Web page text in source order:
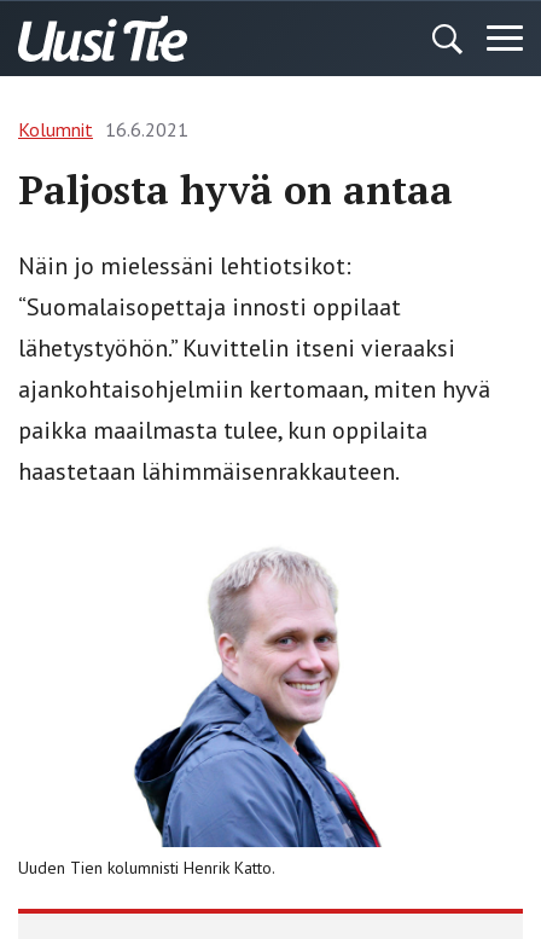
Kolumnit 16.6.2021
Paljosta hyvä on antaa
Näin jo mielessäni lehtiotsikot:
“Suomalaisopettaja innosti oppilaat
lähetystyöhön.” Kuvittelin itseni vieraaksi
ajankohtaisohjelmiin kertomaan, miten hyvä
paikka maailmasta tulee, kun oppilaita
haastetaan lähimmäisenrakkauteen.
Uuden Tien kolumnisti Henrik Katto.